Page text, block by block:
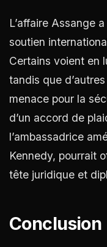
L’affaire Assange
soutien
Certains voient en
tandis que
menace pour la
d’un accord de
l’ambassadrice
Kennedy, pourrait
tête juridique et
Conclusion